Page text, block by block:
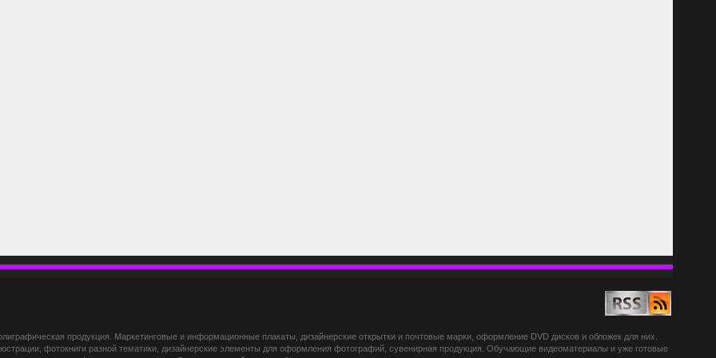
продукция. Маркетинговые и информационные плакаты, дизайнерские открытки и почтовые марки, оформление DVD дисков и обложек для них.
фотокниги разной тематики, дизайнерские элементы для оформления фотографий, сувенирная продукция. Обучающие видеоматериалы и уже готовые